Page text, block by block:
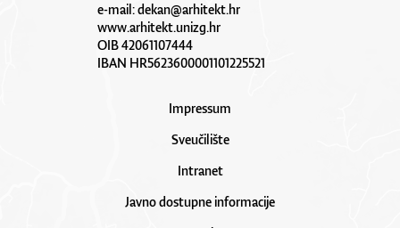
e-mail:dekan@arhitekt.hr
www.arhitekt.unizg.hr
OIB 42061107444
IBAN HR5623600001101225521
Impressum
Sveučilište
Intranet
Javno dostupne informacije